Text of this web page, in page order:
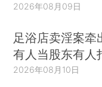
2026年08月09日
足浴店卖淫案牵
有人当股东有人
2026年08月10日